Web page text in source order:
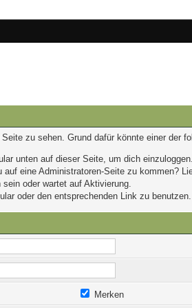
zu sehen. Grund dafür könnte einer der
unten auf dieser Seite, um dich einzuloggen.
eine Administratoren-Seite zu kommen?
oder wartet auf Aktivierung.
oder den entsprechenden Link zu benutzen.
Merken